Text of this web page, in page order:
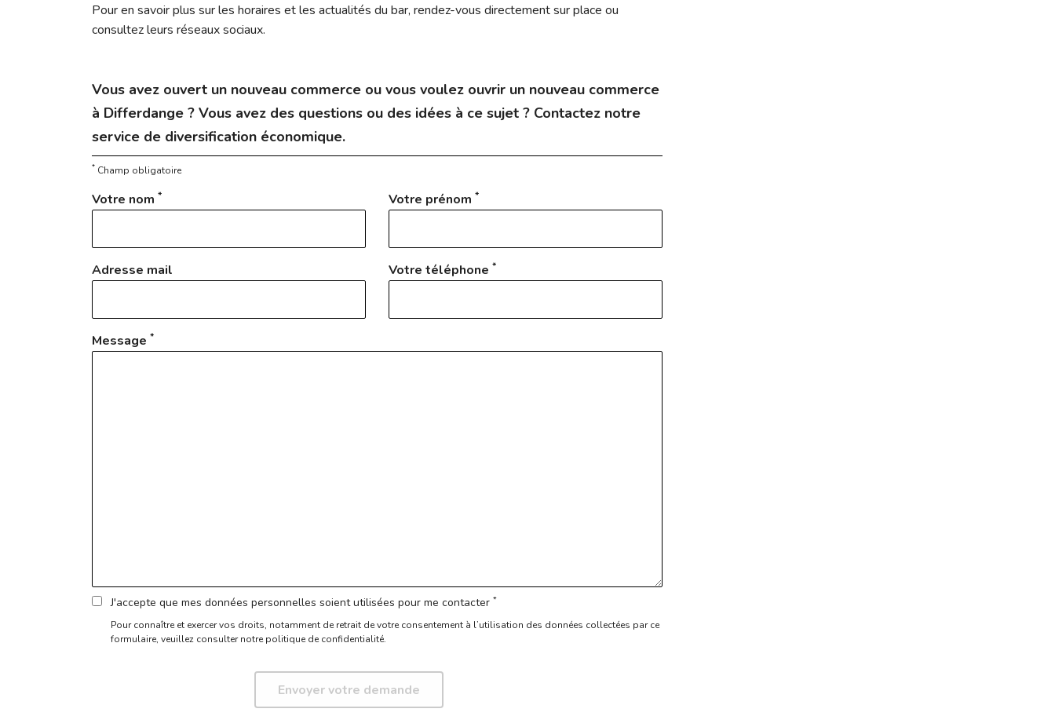
Pour en savoir plus sur les horaires et les actualités du bar, rendez-vous directement sur place ou
consultez leurs réseaux sociaux.
Vous avez ouvert un nouveau commerce ou vous voulez ouvrir un nouveau commerce
à Differdange ? Vous avez des questions ou des idées à ce sujet ? Contactez notre
service de diversification économique.
*Champ obligatoire
Votre nom * Votre prénom *
Adresse mail Votre téléphone *
Message *
J'accepte que mes données personnelles soient utilisées pour me contacter *
Pour connaître et exercer vos droits, notamment de retrait de votre consentement à l’utilisation des données collectées par ce
formulaire, veuillez consulter notre politique de confidentialité.